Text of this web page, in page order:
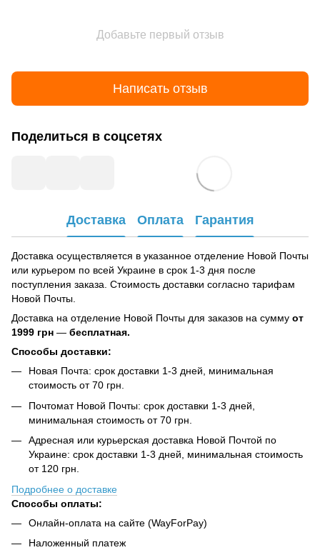
Добавьте первый отзыв
Написать отзыв
Поделиться в соцсетях
Доставка Оплата Гарантия
Доставка осуществляется в указанное отделение Новой Почты
или курьером по всей Украине в срок 1-3 дня после
поступления заказа. Стоимость доставки согласно тарифам
Новой Почты.
Доставка на отделение Новой Почты для заказов на сумму от
1999 грн — бесплатная.
Способы доставки:
Новая Почта: срок доставки 1-3 дней, минимальная
стоимость от 70 грн.
Почтомат Новой Почты: срок доставки 1-3 дней,
минимальная стоимость от 70 грн.
Адресная или курьерская доставка Новой Почтой по
Украине: срок доставки 1-3 дней, минимальная стоимость
от 120 грн.
Подробнее о доставке
Способы оплаты:
Онлайн-оплата на сайте (WayForPay)
Наложенный платеж